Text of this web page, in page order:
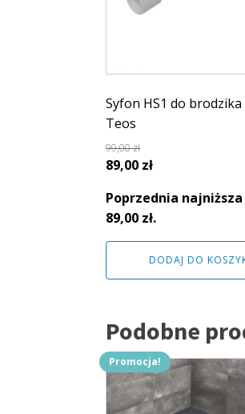
Syfon HS1 do
Teos
99,00zł
Pierwotna
wynosiła:
99,00 zł.
89,00 złAktualna
wynosi:
89,00 zł.
Poprzednia najniższa
89,00 zł.
DODAJ DO
Podobne
Promocja!